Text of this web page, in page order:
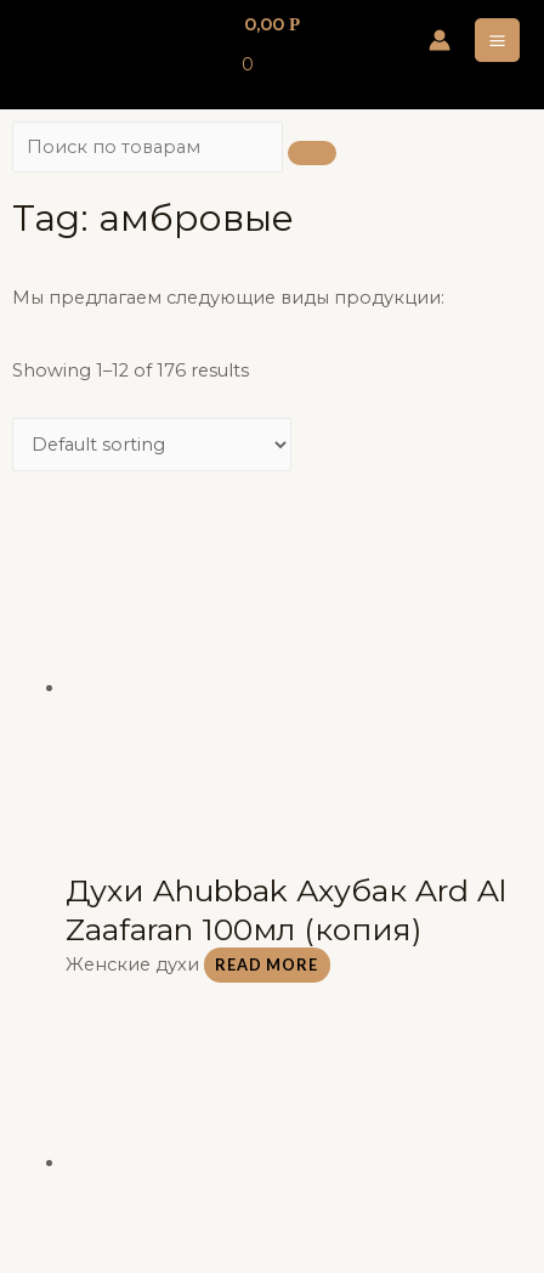
0,00 Р
0
Tag: амбровые
Мы предлагаем следующие виды продукции:
Showing 1–12 of 176 results
Духи Ahubbak Ахубак Ard Al
Zaafaran 100мл (копия)
Женские духи READ MORE